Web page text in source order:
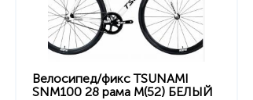
Велосипед/фикс TSUNAMI
SNM100 28 рама M(52) БЕЛЫЙ